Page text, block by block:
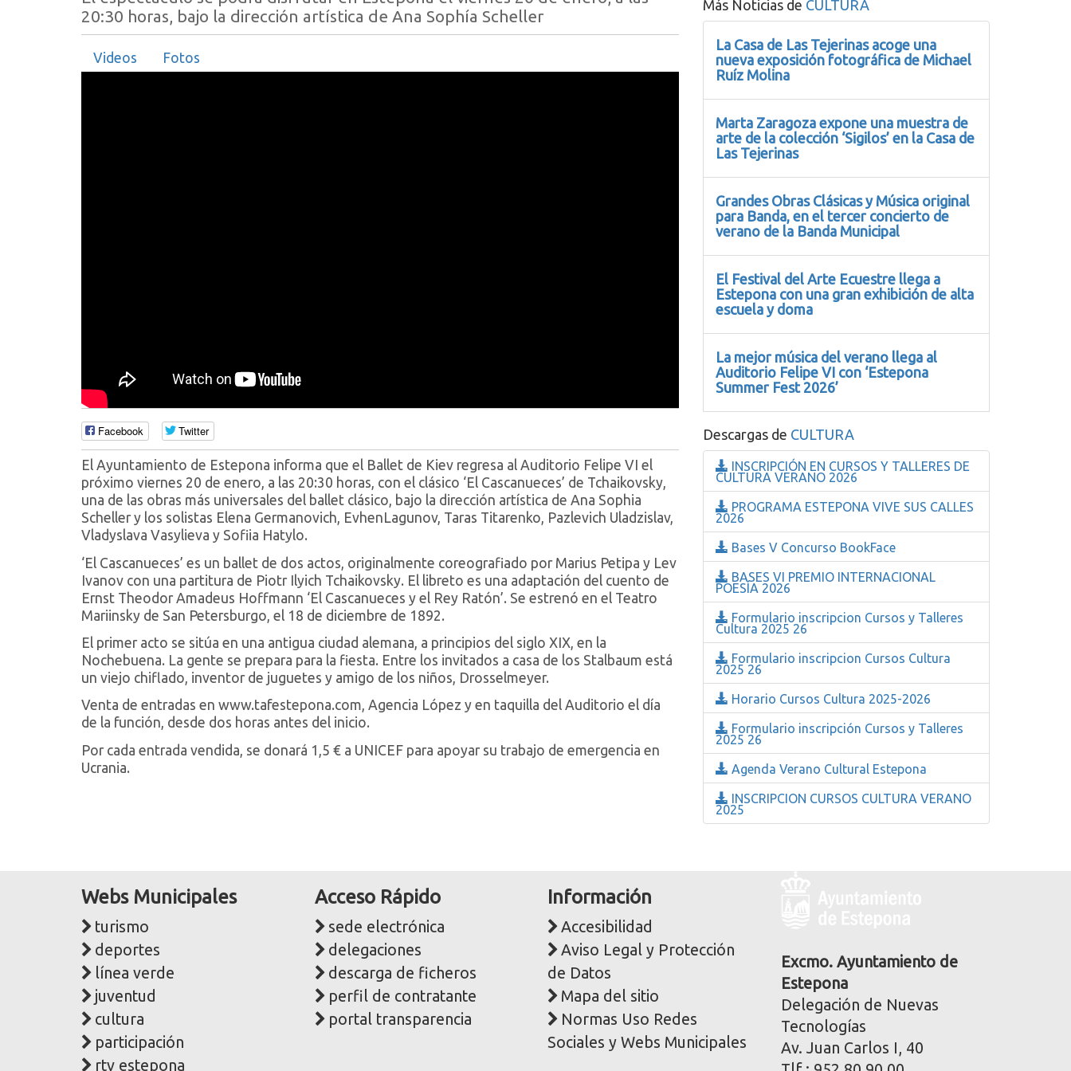
20:30 horas, bajo la dirección artística de Ana Sophía Scheller
Videos Fotos
Facebook Twitter
El Ayuntamiento de Estepona informa que el Ballet de Kiev regresa al Auditorio Felipe VI el
próximo viernes 20 de enero, a las 20:30 horas, con el clásico ‘El Cascanueces’ de Tchaikovsky,
una de las obras más universales del ballet clásico, bajo la dirección artística de Ana Sophia
Scheller y los solistas Elena Germanovich, EvhenLagunov, Taras Titarenko, Pazlevich Uladzislav,
Vladyslava Vasylieva y Sofiia Hatylo.
‘El Cascanueces’ es un ballet de dos actos, originalmente coreografiado por Marius Petipa y Lev
Ivanov con una partitura de Piotr Ilyich Tchaikovsky. El libreto es una adaptación del cuento de
Ernst Theodor Amadeus Hoffmann ‘El Cascanueces y el Rey Ratón’. Se estrenó en el Teatro
Mariinsky de San Petersburgo, el 18 de diciembre de 1892.
El primer acto se sitúa en una antigua ciudad alemana, a principios del siglo XIX, en la
Nochebuena. La gente se prepara para la fiesta. Entre los invitados a casa de los Stalbaum está
un viejo chiflado, inventor de juguetes y amigo de los niños, Drosselmeyer.
Venta de entradas en www.tafestepona.com, Agencia López y en taquilla del Auditorio el día
de la función, desde dos horas antes del inicio.
Por cada entrada vendida, se donará 1,5 € a UNICEF para apoyar su trabajo de emergencia en
Ucrania.
Más Noticias de CULTURA
La Casa de Las Tejerinas acoge una
nueva exposición fotográfica de Michael
Ruíz Molina
Marta Zaragoza expone una muestra de
arte de la colección ‘Sigilos’ en la Casa de
Las Tejerinas
Grandes Obras Clásicas y Música original
para Banda, en el tercer concierto de
verano de la Banda Municipal
El Festival del Arte Ecuestre llega a
Estepona con una gran exhibición de alta
escuela y doma
La mejor música del verano llega al
Auditorio Felipe VI con ‘Estepona
Summer Fest 2026’
Descargas de CULTURA
INSCRIPCIÓN EN CURSOS Y TALLERES DE
CULTURA VERANO 2026
PROGRAMA ESTEPONA VIVE SUS CALLES
2026
Bases V Concurso BookFace
BASES VI PREMIO INTERNACIONAL
POESÍA 2026
Formulario inscripcion Cursos y Talleres
Cultura 2025 26
Formulario inscripcion Cursos Cultura
2025 26
Horario Cursos Cultura 2025-2026
Formulario inscripción Cursos y Talleres
2025 26
Agenda Verano Cultural Estepona
INSCRIPCION CURSOS CULTURA VERANO
2025
Webs Municipales
turismo
deportes
línea verde
juventud
cultura
participación
rtv estepona
Acceso Rápido
sede electrónica
delegaciones
descarga de ficheros
perfil de contratante
portal transparencia
Información
Accesibilidad
Aviso Legal y Protección
de Datos
Mapa del sitio
Normas Uso Redes
Sociales y Webs Municipales
corporativa
Excmo. Ayuntamiento de
Estepona
Delegación de Nuevas
Tecnologías
Av. Juan Carlos I, 40